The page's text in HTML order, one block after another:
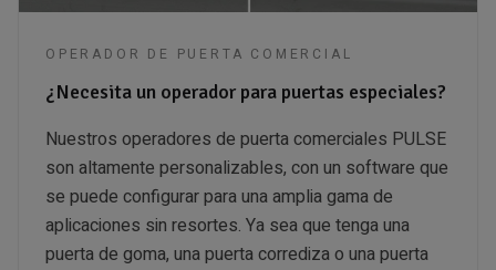
OPERADOR DE PUERTA COMERCIAL
¿Necesita un operador para puertas especiales?
Nuestros operadores de puerta comerciales PULSE
son altamente personalizables, con un software que
se puede configurar para una amplia gama de
aplicaciones sin resortes. Ya sea que tenga una
puerta de goma, una puerta corrediza o una puerta